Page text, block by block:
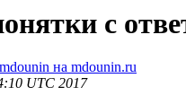
с
mdounin на mdounin.ru
UTC 2017